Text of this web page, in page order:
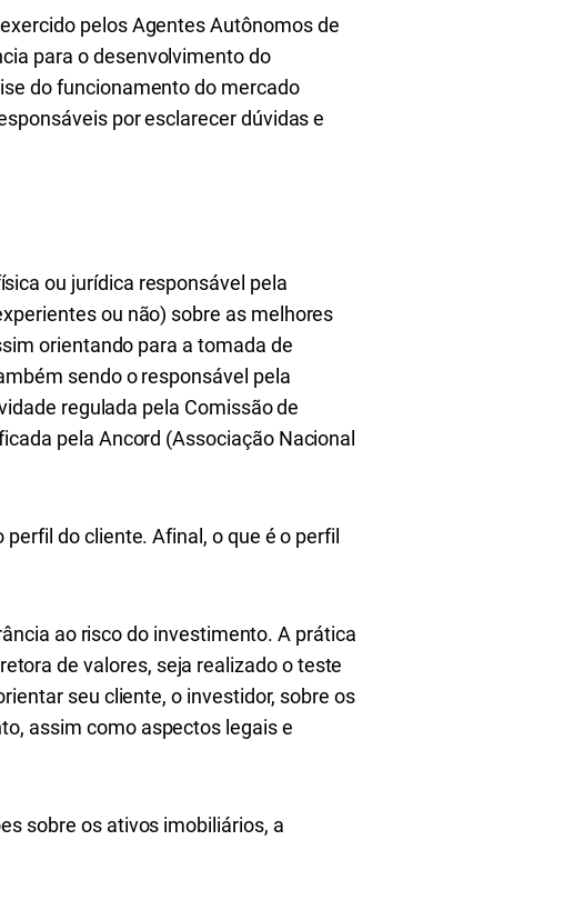
pelos Agentes Autônomos de
para o desenvolvimento do
do funcionamento do mercado
por esclarecer dúvidas e
ou jurídica responsável pela
ou não) sobre as melhores
orientando para a tomada de
sendo o responsável pela
regulada pela Comissão de
pela Ancord (Associação Nacional
do cliente. Afinal, o que é o perfil
ao risco do investimento. A prática
de valores, seja realizado o teste
seu cliente, o investidor, sobre os
assim como aspectos legais e
sobre os ativos imobiliários, a